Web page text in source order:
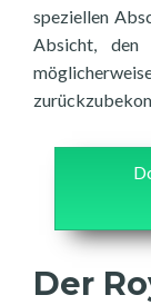
speziellen
Absicht,
Der